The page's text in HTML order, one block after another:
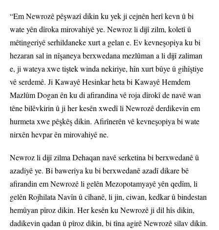
“Em Newrozê pêşwazî dikin ku yek ji cejnên herî kevn û bi
wate yên dîroka mirovahiyê ye. Newroz li dijî zilm, koletî û
mêtingeriyê serhildaneke xurt a gelan e. Ev kevneşopiya ku bi
hezaran sal in nîşaneya berxwedana mezlûman a li dijî zaliman
e, ji wateya xwe tiştek winda nekiriye, hîn xurt bûye û gihîştiye
vê serdemê. Ji Kawayê Hesinkar heta bi Kawayê Hemdem
Mazlûm Dogan ên ku di afirandina vê roja dîrokî de navê wan
têne bilêvkirin û ji her kesên xwedî li Newrozê derdikevin em
hurmeta xwe pêşkêş dikin. Afirînerên vê kevneşopiya bi wate
nirxên hevpar ên mirovahiyê ne.
Newroz li dijî zilma Dehaqan navê serketina bi berxwedanê û
azadiyê ye. Bi baweriya ku bi berxwedanê azadî dikare bê
afirandin em Newrozê li gelên Mezopotamyayê yên qedîm, li
gelên Rojhilata Navîn û cîhanê, li jin, ciwan, kedkar û bindestan
hemûyan pîroz dikin. Her kesên ku Newrozê ji dil hîs dikin,
dadikevin qadan û pîroz dikin, bi tîna agirê Newrozê silav dikin.